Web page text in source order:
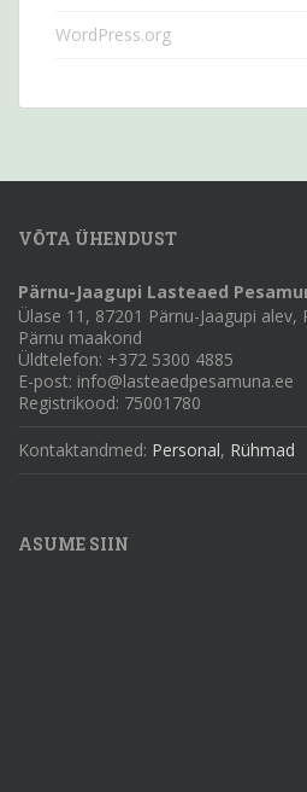
WordPress.org
VÕTA ÜHENDUST
Pärnu-Jaagupi Lasteaed
Ülase 11, 87201 Pärnu-Jaagupi
Pärnu maakond
Üldtelefon: +372 5300 4885
E-post: info@lasteaedpesamuna.ee
Registrikood: 75001780
Kontaktandmed: Personal, Rühmad
ASUME SIIN